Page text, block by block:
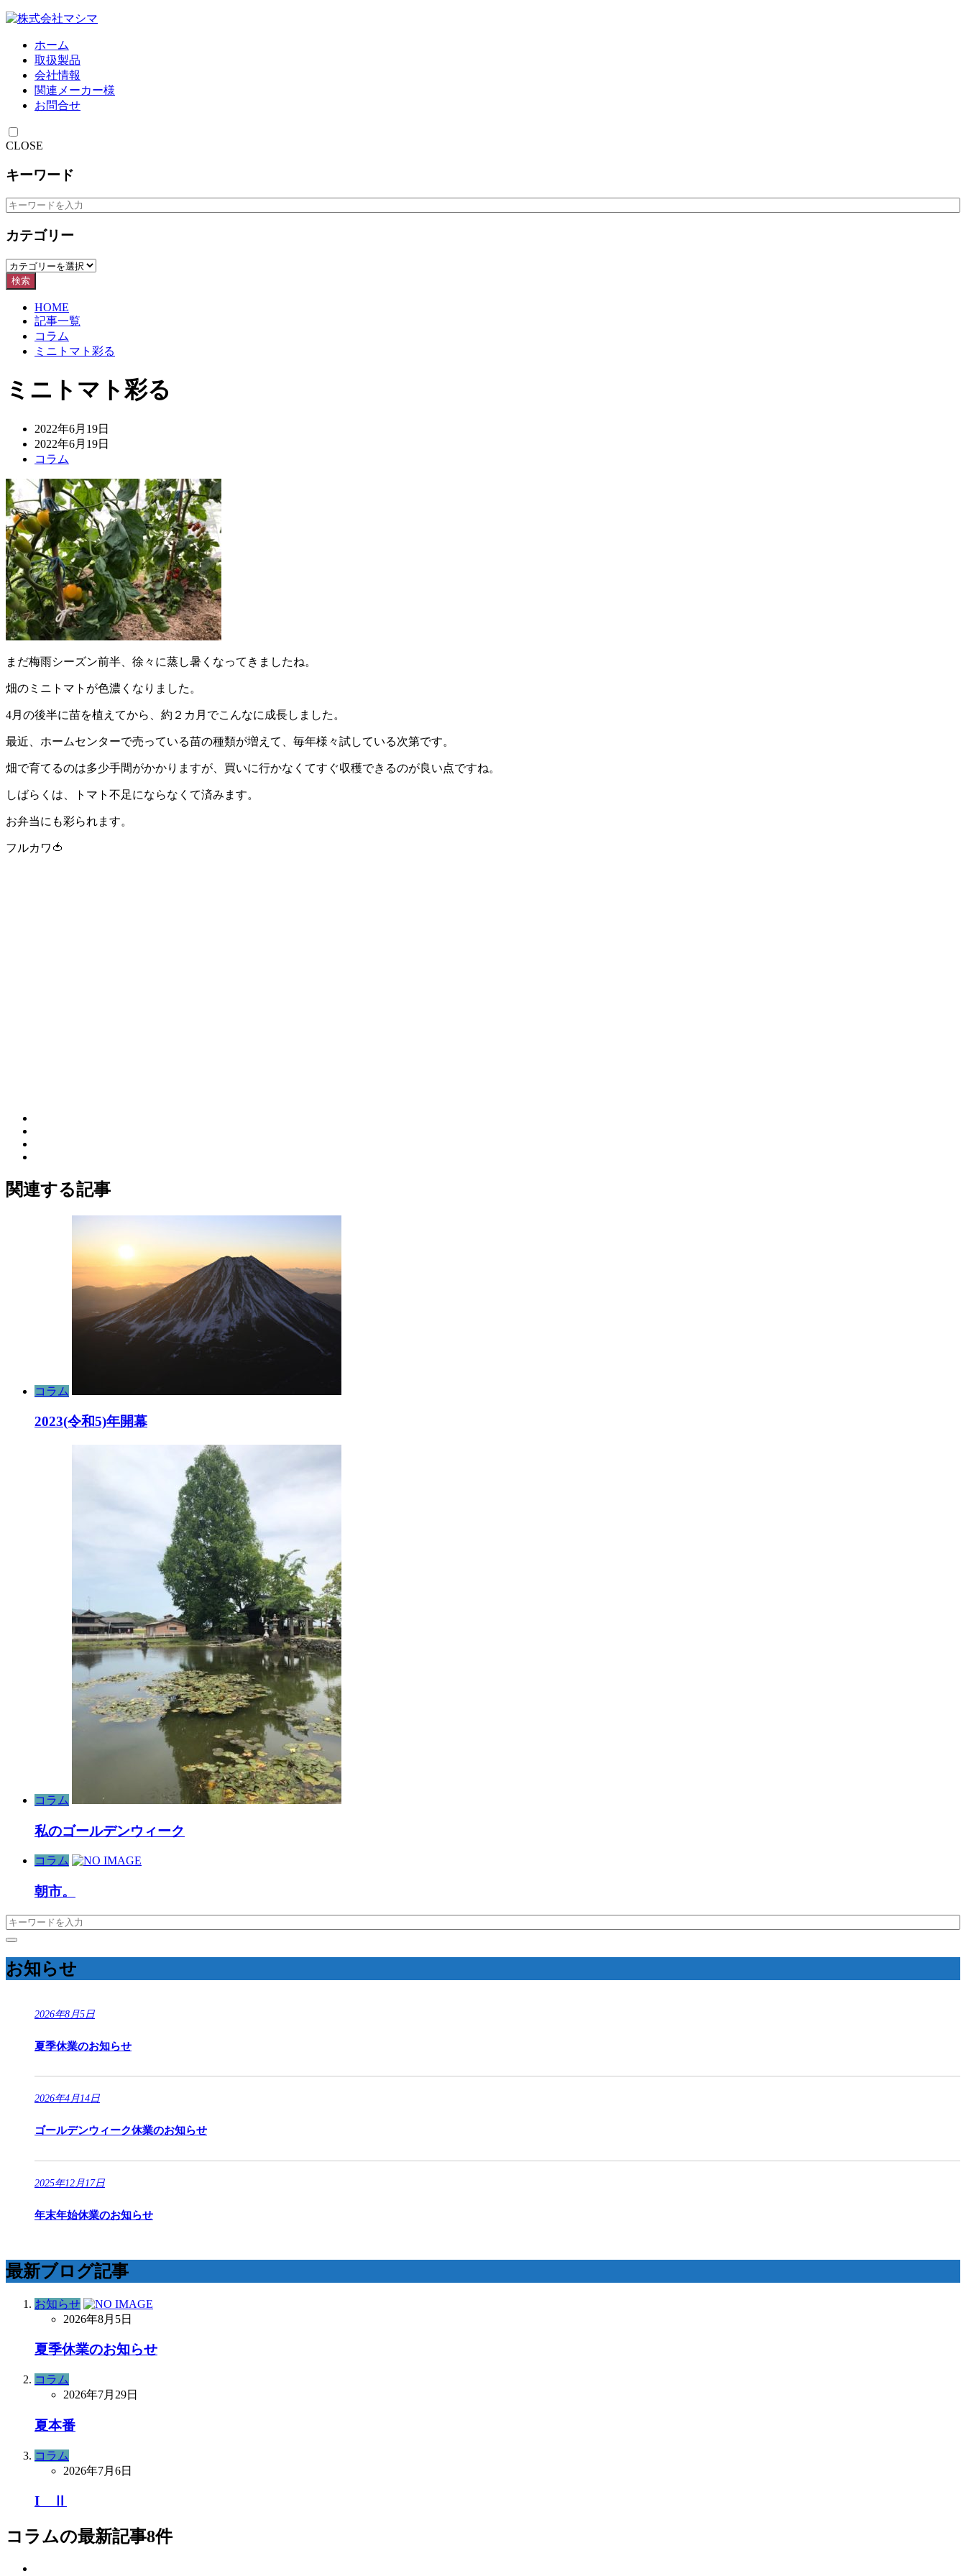
ホーム
取扱製品
会社情報
関連メーカー様
お問合せ
CLOSE
キーワード
カテゴリー
検索
HOME
記事一覧
コラム
ミニトマト彩る
ミニトマト彩る
2022年6月19日
2022年6月19日
コラム
まだ梅雨シーズン前半、徐々に蒸し暑くなってきましたね。
畑のミニトマトが色濃くなりました。
4月の後半に苗を植えてから、約２カ月でこんなに成長しました。
最近、ホームセンターで売っている苗の種類が増えて、毎年様々試している次第です。
畑で育てるのは多少手間がかかりますが、買いに行かなくてすぐ収穫できるのが良い点ですね。
しばらくは、トマト不足にならなくて済みます。
お弁当にも彩られます。
フルカワ🍅
関連する記事
コラム
2023(令和5)年開幕
コラム
私のゴールデンウィーク
コラム
朝市。
お知らせ
2026年8月5日
夏季休業のお知らせ
2026年4月14日
ゴールデンウィーク休業のお知らせ
2025年12月17日
年末年始休業のお知らせ
最新ブログ記事
お知らせ
2026年8月5日
夏季休業のお知らせ
コラム
2026年7月29日
夏本番
コラム
2026年7月6日
I Ⅱ
コラムの最新記事8件